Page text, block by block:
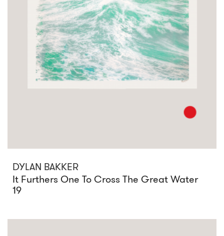
DYLAN BAKKER
It Furthers One To Cross The Great Water
19